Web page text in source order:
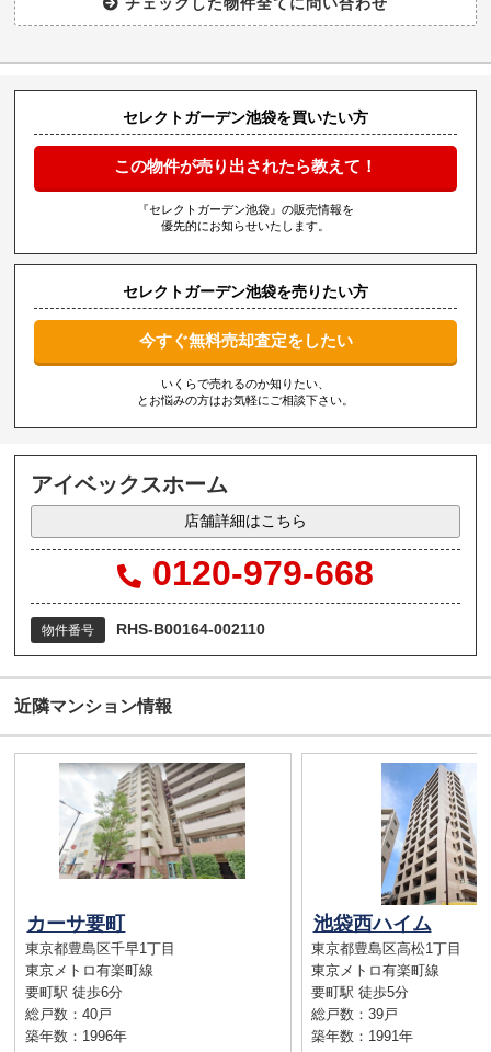
セレクトガーデン池袋を買いたい方
この物件が売り出されたら教えて！
『セレクトガーデン池袋』の販売情報を
優先的にお知らせいたします。
セレクトガーデン池袋を売りたい方
今すぐ無料売却査定をしたい
いくらで売れるのか知りたい、
とお悩みの方はお気軽にご相談下さい。
アイベックスホーム
店舗詳細はこちら
0120-979-668
物件番号 RHS-B00164-002110
近隣マンション情報
カーサ要町
東京都豊島区千早1丁目
東京メトロ有楽町線
要町駅 徒歩6分
総戸数：40戸
築年数：1996年
池袋西ハイム
東京都豊島区高松1丁目
東京メトロ有楽町線
要町駅 徒歩5分
総戸数：39戸
築年数：1991年